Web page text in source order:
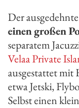
Der
einen großen
separatem
Velaa Private
ausgestattet mit
etwa Jetski,
Selbst einen